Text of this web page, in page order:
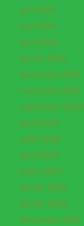
juin 2024
mai 2024
avril 2024
février 2024
décembre 2023
novembre 2023
septembre 2023
août 2023
juillet 2023
avril 2023
mars 2023
février 2023
janvier 2023
décembre 2022